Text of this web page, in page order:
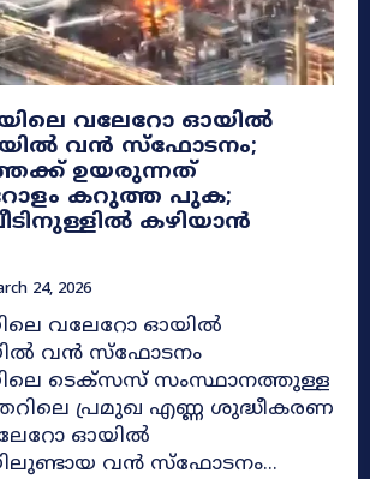
വലേറോ ഓയിൽ
വൻ സ്ഫോടനം;
ഉയരുന്നത്
കറുത്ത പുക;
കഴിയാൻ
24, 2026
വലേറോ ഓയിൽ
വൻ സ്ഫോടനം
ടെക്സസ് സംസ്ഥാനത്തുള്ള
പ്രമുഖ എണ്ണ ശുദ്ധീകരണ
ഓയിൽ
വൻ സ്ഫോടനം...